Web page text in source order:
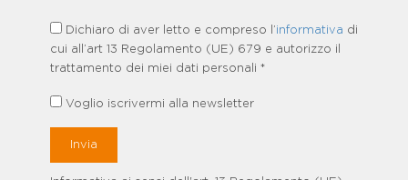
Dichiaro di aver letto e compreso l’informativa di
cui all’art 13 Regolamento (UE) 679 e autorizzo il
trattamento dei miei dati personali *
Voglio iscrivermi alla newsletter